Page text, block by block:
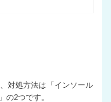
対処方法は「インソール
の2つです。